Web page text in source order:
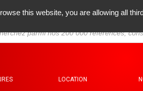
LOCATION
–
this website, you are allowing all